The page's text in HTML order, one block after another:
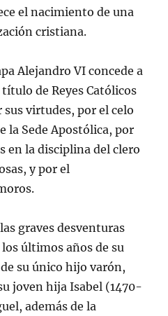
el nacimiento de una
cristiana.
Alejandro VI concede a
de Reyes Católicos
virtudes, por el celo
la Sede Apostólica, por
en la disciplina del clero
y por el
graves desventuras
últimos años de su
su único hijo varón,
joven hija Isabel (1470-
además de la